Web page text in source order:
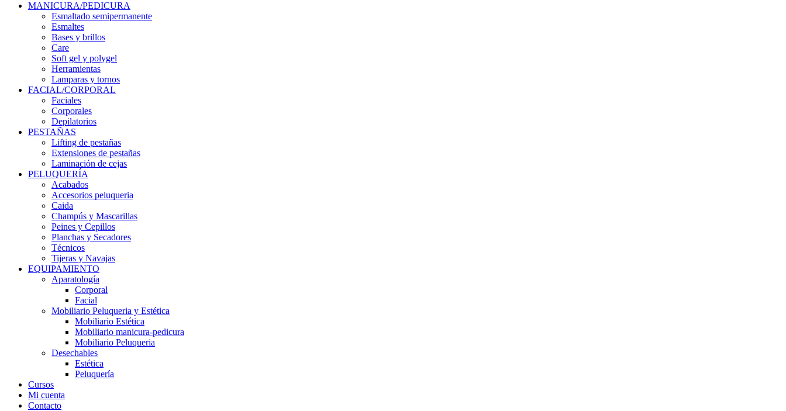
MANICURA/PEDICURA
Esmaltado semipermanente
Esmaltes
Bases y brillos
Care
Soft gel y polygel
Herramientas
Lamparas y tornos
FACIAL/CORPORAL
Faciales
Corporales
Depilatorios
PESTAÑAS
Lifting de pestañas
Extensiones de pestañas
Laminación de cejas
PELUQUERÍA
Acabados
Accesorios peluqueria
Caida
Champús y Mascarillas
Peines y Cepillos
Planchas y Secadores
Técnicos
Tijeras y Navajas
EQUIPAMIENTO
Aparatología
Corporal
Facial
Mobiliario Peluqueria y Estética
Mobiliario Estética
Mobiliario manicura-pedicura
Mobiliario Peluqueria
Desechables
Estética
Peluquería
Cursos
Mi cuenta
Contacto